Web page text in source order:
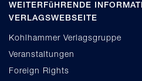
WEITERFüHRENDE
VERLAGSWEBSEITE
Kohlhammer Verlagsgruppe
Veranstaltungen
Foreign Rights